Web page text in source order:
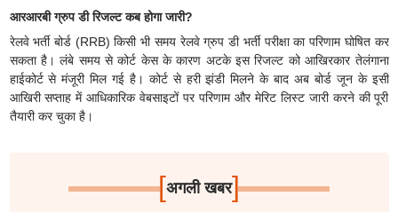
आरआरबी ग्रुप डी रिजल्ट कब होगा जारी?
रेलवे भर्ती बोर्ड (RRB) किसी भी समय रेलवे ग्रुप डी भर्ती परीक्षा का परिणाम घोषित कर
सकता है। लंबे समय से कोर्ट केस के कारण अटके इस रिजल्ट को आखिरकार तेलंगाना
हाईकोर्ट से मंजूरी मिल गई है। कोर्ट से हरी झंडी मिलने के बाद अब बोर्ड जून के इसी
आखिरी सप्ताह में आधिकारिक वेबसाइटों पर परिणाम और मेरिट लिस्ट जारी करने की पूरी
तैयारी कर चुका है।
[अगली खबर]